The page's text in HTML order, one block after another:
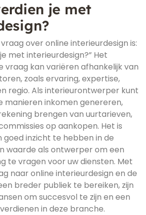
je met
over online interieurdesign is:
met interieurdesign?” Het
vraag kan variëren afhankelijk van
zoals ervaring, expertise,
regio. Als interieurontwerper kunt
manieren inkomen genereren,
brengen van uurtarieven,
op aankopen. Het is
goed inzicht te hebben in de
waarde als ontwerper om een
te vragen voor uw diensten. Met
naar online interieurdesign en de
breder publiek te bereiken, zijn
om succesvol te zijn en een
in deze branche.